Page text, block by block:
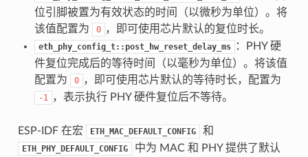
位引脚被置为有效状态的时间（以微秒为单位）。将
该值配置为
0 ，即可使用芯片默认的复位时长。
eth_phy_config_t::post_hw_reset_delay_ms
：PHY 硬
件复位完成后的等待时间（以毫秒为单位）。将该值
配置为
0 ，即可使用芯片默认的等待时长，配置为
-1 ，表示执行 PHY 硬件复位后不等待。
ESP-IDF 在宏 ETH_MAC_DEFAULT_CONFIG 和
ETH_PHY_DEFAULT_CONFIG
中为 MAC 和 PHY 提供了默认